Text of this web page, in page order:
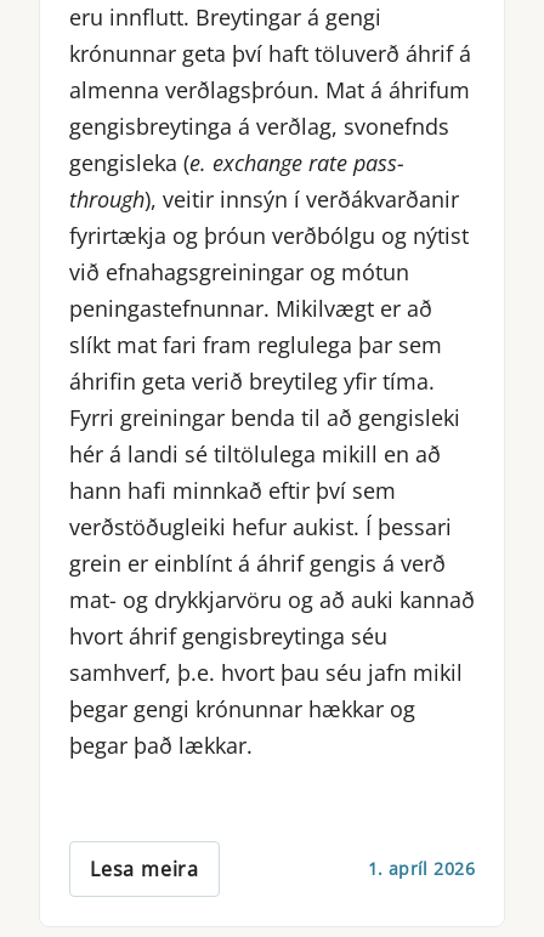
eru innflutt. Breytingar á gengi
krónunnar geta því haft töluverð áhrif á
almenna verðlagsþróun. Mat á áhrifum
gengisbreytinga á verðlag, svonefnds
gengisleka (e. exchange rate pass-
through), veitir innsýn í verðákvarðanir
fyrirtækja og þróun verðbólgu og nýtist
við efnahagsgreiningar og mótun
peningastefnunnar. Mikilvægt er að
slíkt mat fari fram reglulega þar sem
áhrifin geta verið breytileg yfir tíma.
Fyrri greiningar benda til að gengisleki
hér á landi sé tiltölulega mikill en að
hann hafi minnkað eftir því sem
verðstöðugleiki hefur aukist. Í þessari
grein er einblínt á áhrif gengis á verð
mat- og drykkjarvöru og að auki kannað
hvort áhrif gengisbreytinga séu
samhverf, þ.e. hvort þau séu jafn mikil
þegar gengi krónunnar hækkar og
þegar það lækkar.
Lesa meira 1. apríl 2026